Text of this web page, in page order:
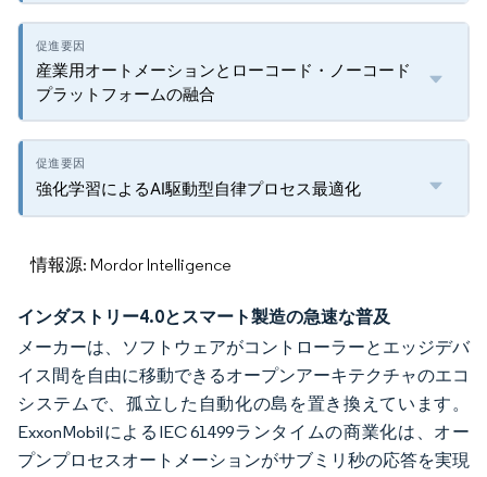
産業用オートメーションとローコード・ノーコード
プラットフォームの融合
強化学習によるAI駆動型自律プロセス最適化
情報源: Mordor Intelligence
インダストリー4.0とスマート製造の急速な普及
メーカーは、ソフトウェアがコントローラーとエッジデバ
イス間を自由に移動できるオープンアーキテクチャのエコ
システムで、孤立した自動化の島を置き換えています。
ExxonMobilによるIEC 61499ランタイムの商業化は、オー
プンプロセスオートメーションがサブミリ秒の応答を実現